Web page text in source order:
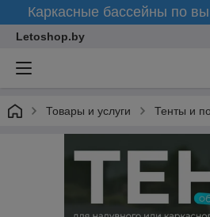
Каркасные бассейны по
Letoshop.by
Товары и услуги Тенты и